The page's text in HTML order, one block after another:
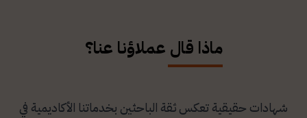
ماذا قال عملاؤنا عنا؟
شهادات حقيقية تعكس ثقة الباحثين بخدماتنا الأكاديمية في